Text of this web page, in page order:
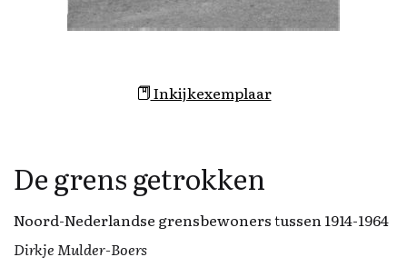
Inkijkexemplaar
De grens getrokken
Noord-Nederlandse grensbewoners tussen 1914-1964
Dirkje Mulder-Boers